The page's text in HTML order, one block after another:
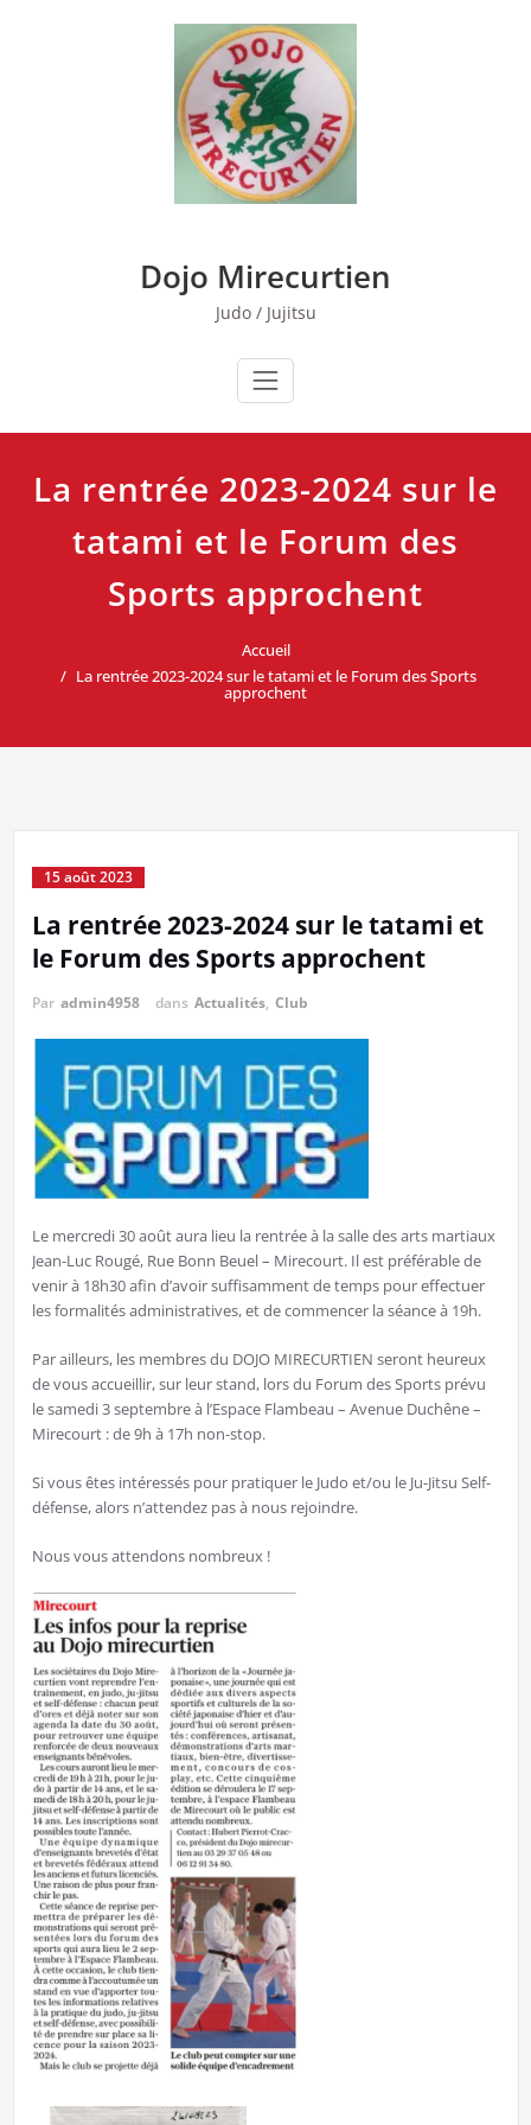
Dojo Mirecurtien
Judo / Jujitsu
La rentrée 2023-2024 sur le
tatami et le Forum des
Sports approchent
Accueil
La rentrée 2023-2024 sur le tatami et le Forum des Sports
approchent
15 août 2023
La rentrée 2023-2024 sur le tatami et
le Forum des Sports approchent
Par admin4958 dans Actualités, Club
Le mercredi 30 août aura lieu la rentrée à la salle des arts martiaux
Jean-Luc Rougé, Rue Bonn Beuel – Mirecourt. Il est préférable de
venir à 18h30 afin d’avoir suffisamment de temps pour effectuer
les formalités administratives, et de commencer la séance à 19h.
Par ailleurs, les membres du DOJO MIRECURTIEN seront heureux
de vous accueillir, sur leur stand, lors du Forum des Sports prévu
le samedi 3 septembre à l’Espace Flambeau – Avenue Duchêne –
Mirecourt : de 9h à 17h non-stop.
Si vous êtes intéressés pour pratiquer le Judo et/ou le Ju-Jitsu Self-
défense, alors n’attendez pas à nous rejoindre.
Nous vous attendons nombreux !